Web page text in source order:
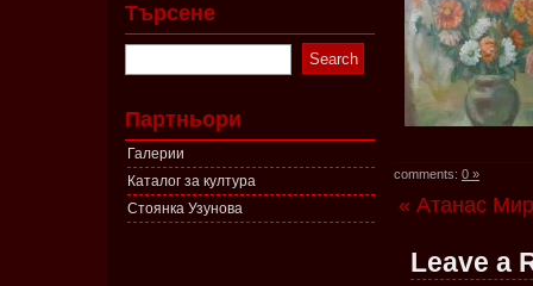
Търсене
Партньори
Галерии
Каталог за култура
Стоянка Узунова
comments: 0 »
« Атанас
Leave a